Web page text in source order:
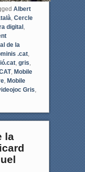
Albert
, Cercle
digital ,
de la
.cat,
, gris,
, Mobile
, Mobile
Gris,
la